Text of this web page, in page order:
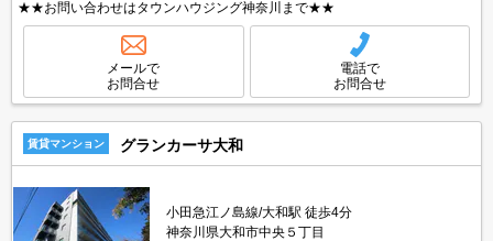
★★お問い合わせはタウンハウジング神奈川まで★★
メールで
お問合せ
電話で
お問合せ
賃貸マンション グランカーサ大和
小田急江ノ島線/大和駅 徒歩4分
神奈川県大和市中央５丁目